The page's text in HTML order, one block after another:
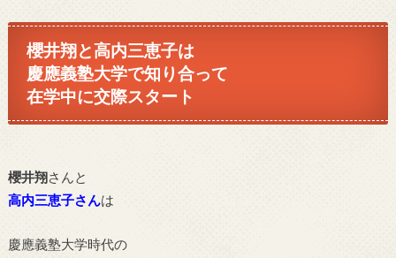
櫻井翔と高内三恵子は
慶應義塾大学で知り合って
在学中に交際スタート
櫻井翔さんと
高内三恵子さんは
慶應義塾大学時代の